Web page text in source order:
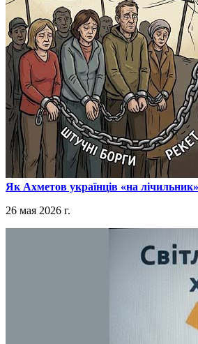
​Як Ахметов українців «на
26 мая 2026 г.